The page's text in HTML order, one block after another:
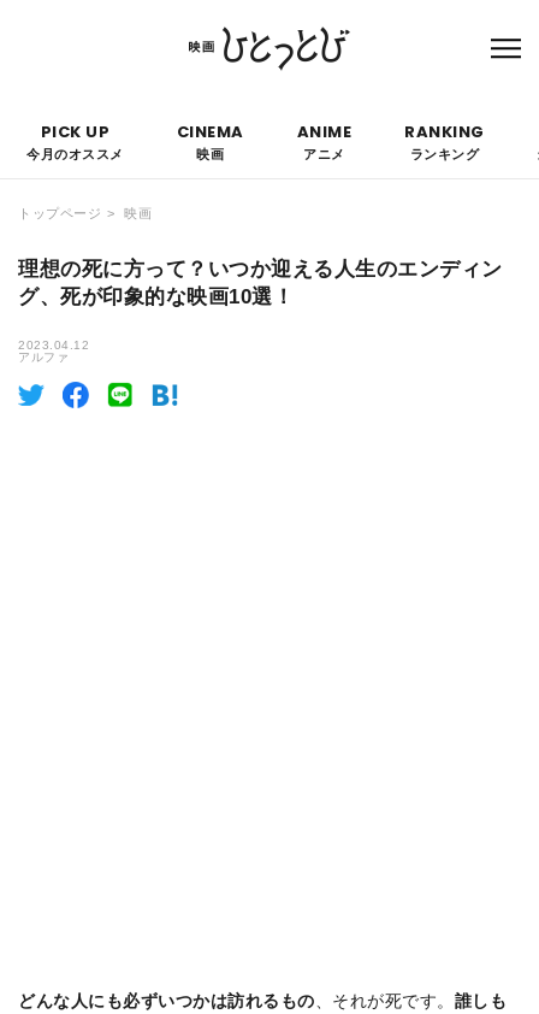
て優遇されることはありません。
PICK UP
今月のオススメ
CINEMA
映画
ANIME
アニメ
RANKING
ランキング
トップページ 映画
理想の死に方って？いつか迎える人生のエンディン
グ、死が印象的な映画10選！
2023.04.12
アルファ
どんな人にも必ずいつかは訪れるもの 、それが死です。 誰しも